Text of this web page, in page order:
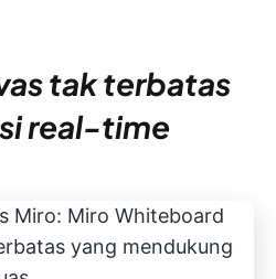
tak terbatas
real-time